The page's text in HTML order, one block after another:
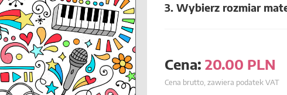
3. Wybierz rozmiar
Cena: 20.00 PLN
Cena brutto, zawiera podatek VAT